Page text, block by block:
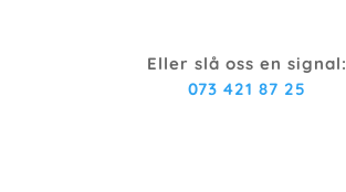
Eller slå oss en signal:
073 421 87 25